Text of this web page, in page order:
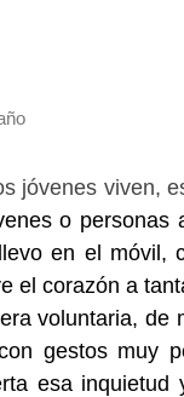
jóvenes viven,
o personas
en el móvil,
el corazón a
voluntaria, de
gestos muy
esa